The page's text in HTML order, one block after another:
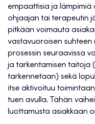
empaattisia ja lämpimiä
ohjaajan tai terapeutin
pitkään voimauta
vastavuoroisen suhteen
prosessin seuraavissa
ja tarkentamisen taitoja
tarkennetaan) sekä
itse aktivoituu
tuen avulla. Tähän
luottamusta asiakkaan